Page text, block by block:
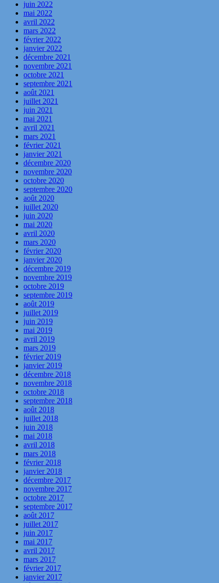
juin 2022
mai 2022
avril 2022
mars 2022
février 2022
janvier 2022
décembre 2021
novembre 2021
octobre 2021
septembre 2021
août 2021
juillet 2021
juin 2021
mai 2021
avril 2021
mars 2021
février 2021
janvier 2021
décembre 2020
novembre 2020
octobre 2020
septembre 2020
août 2020
juillet 2020
juin 2020
mai 2020
avril 2020
mars 2020
février 2020
janvier 2020
décembre 2019
novembre 2019
octobre 2019
septembre 2019
août 2019
juillet 2019
juin 2019
mai 2019
avril 2019
mars 2019
février 2019
janvier 2019
décembre 2018
novembre 2018
octobre 2018
septembre 2018
août 2018
juillet 2018
juin 2018
mai 2018
avril 2018
mars 2018
février 2018
janvier 2018
décembre 2017
novembre 2017
octobre 2017
septembre 2017
août 2017
juillet 2017
juin 2017
mai 2017
avril 2017
mars 2017
février 2017
janvier 2017